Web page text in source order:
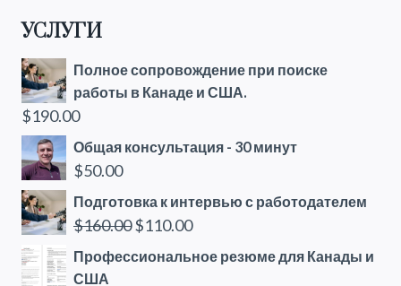
УСЛУГИ
Полное сопровождение при поиске
работы в Канаде и США.
$190.00
Общая консультация - 30 минут
$50.00
Подготовка к интервью с работодателем
$160.00 Первоначальная
цена
$110.00Текущая
цена:
Профессиональное резюме для Канады и
США